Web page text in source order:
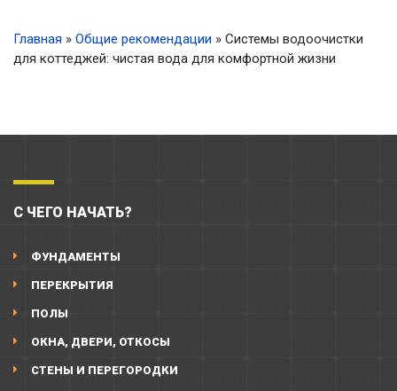
Главная » Общие рекомендации » Системы водоочистки
для коттеджей: чистая вода для комфортной жизни
С ЧЕГО НАЧАТЬ?
ФУНДАМЕНТЫ
ПЕРЕКРЫТИЯ
ПОЛЫ
ОКНА, ДВЕРИ, ОТКОСЫ
СТЕНЫ И ПЕРЕГОРОДКИ